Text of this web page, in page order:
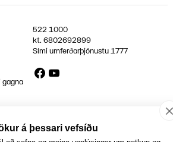
522 1000
kt.6802692899
Sími umferðarþjónustu1777
gagna
FacebookYouTube
á þessari vefsíðu